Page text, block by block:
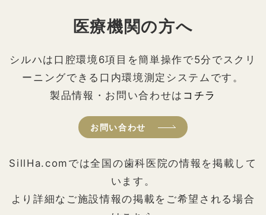
医療機関の方へ
シルハは口腔環境6項目を簡単操作で5分でスクリ
ーニングできる口内環境測定システムです。
製品情報・お問い合わせは コチラ
お問い合わせ
SillHa.comでは全国の歯科医院の情報を掲載して
います。
より詳細なご施設情報の掲載をご希望される場合